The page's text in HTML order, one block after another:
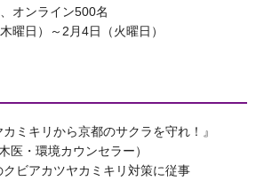
オンライン500名
曜日）～2月4日（火曜日）
ミキリから京都のサクラを守れ！』
医・環境カウンセラー）
ビアカツヤカミキリ対策に従事